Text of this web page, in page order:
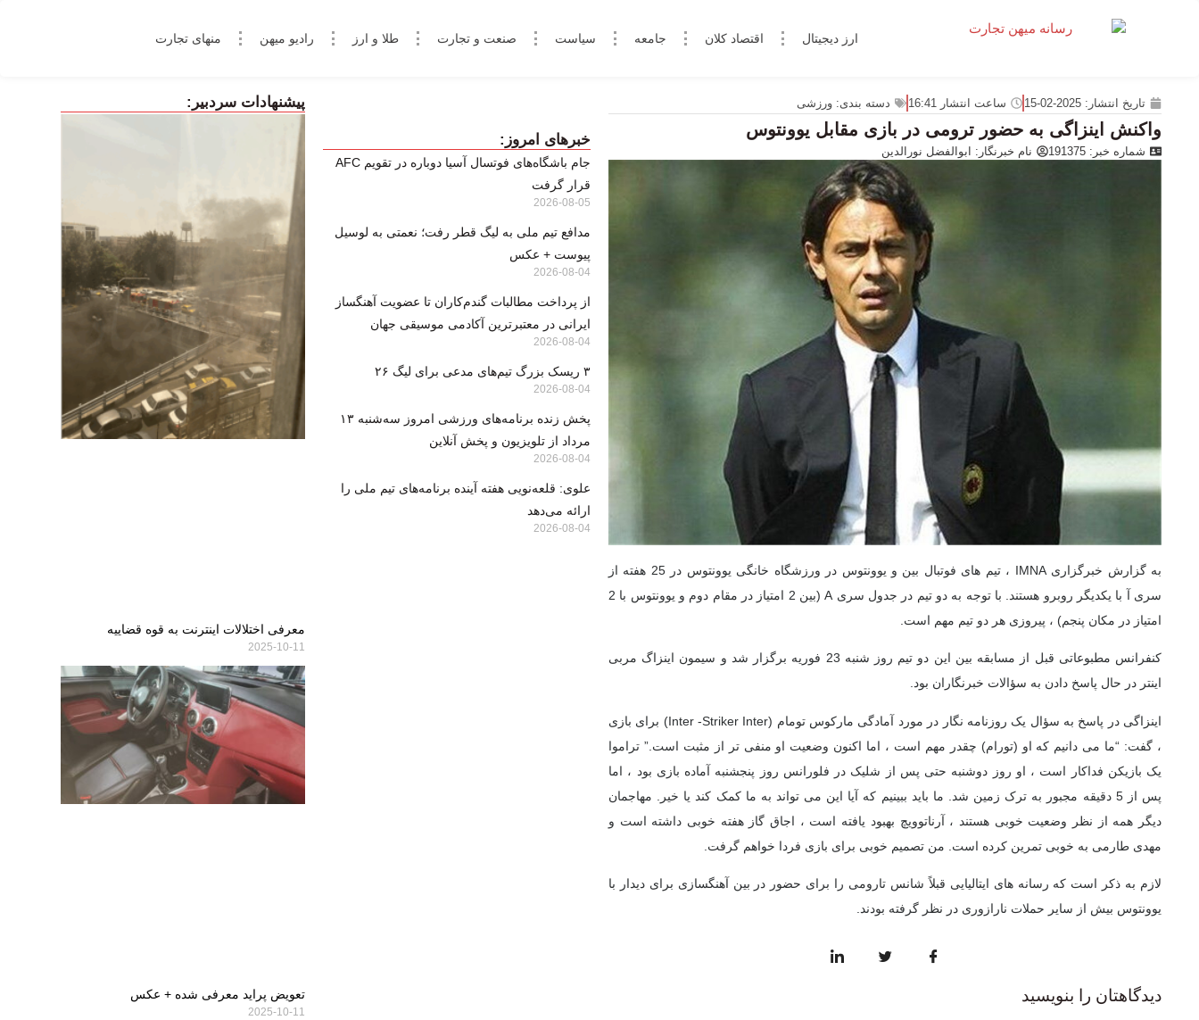
ارز دیجیتال اقتصاد کلان جامعه سیاست صنعت و تجارت طلا و ارز رادیو میهن منهای تجارت
تاریخ انتشار: 2025-02-15 ساعت انتشار 16:41 دسته بندی: ورزشی
واکنش اینزاگی به حضور ترومی در بازی مقابل یوونتوس
شماره خبر: 191375 نام خبرنگار: ابوالفضل نورالدین
به گزارش خبرگزاری IMNA ، تیم های فوتبال بین و یوونتوس در ورزشگاه خانگی یوونتوس در 25 هفته از
سری آ با یکدیگر روبرو هستند. با توجه به دو تیم در جدول سری A (بین 2 امتیاز در مقام دوم و یوونتوس با 2
امتیاز در مکان پنجم) ، پیروزی هر دو تیم مهم است.
کنفرانس مطبوعاتی قبل از مسابقه بین این دو تیم روز شنبه 23 فوریه برگزار شد و سیمون اینزاگ مربی
اینتر در حال پاسخ دادن به سؤالات خبرنگاران بود.
اینزاگی در پاسخ به سؤال یک روزنامه نگار در مورد آمادگی مارکوس تومام (Inter -Striker Inter) برای بازی
، گفت: “ما می دانیم که او (تورام) چقدر مهم است ، اما اکنون وضعیت او منفی تر از مثبت است.” تراموا
یک بازیکن فداکار است ، او روز دوشنبه حتی پس از شلیک در فلورانس روز پنجشنبه آماده بازی بود ، اما
پس از 5 دقیقه مجبور به ترک زمین شد. ما باید ببینیم که آیا این می تواند به ما کمک کند یا خیر. مهاجمان
دیگر همه از نظر وضعیت خوبی هستند ، آرناتوویچ بهبود یافته است ، اجاق گاز هفته خوبی داشته است و
مهدی طارمی به خوبی تمرین کرده است. من تصمیم خوبی برای بازی فردا خواهم گرفت.
لازم به ذکر است که رسانه های ایتالیایی قبلاً شانس تارومی را برای حضور در بین آهنگسازی برای دیدار با
یوونتوس بیش از سایر حملات نارازوری در نظر گرفته بودند.
دیدگاهتان را بنویسید
خبرهای امروز:
جام باشگاه‌های فوتسال آسیا دوباره در تقویم AFC
قرار گرفت
2026-08-05
مدافع تیم ملی به لیگ قطر رفت؛ نعمتی به لوسیل
پیوست + عکس
2026-08-04
از پرداخت مطالبات گندم‌کاران تا عضویت آهنگساز
ایرانی در معتبرترین آکادمی موسیقی جهان
2026-08-04
۳ ریسک بزرگ تیم‌های مدعی برای لیگ ۲۶
2026-08-04
پخش زنده برنامه‌های ورزشی امروز سه‌شنبه ۱۳
مرداد از تلویزیون و پخش آنلاین
2026-08-04
علوی: قلعه‌نویی هفته آینده برنامه‌های تیم ملی را
ارائه می‌دهد
2026-08-04
پیشنهادات سردبیر:
معرفی اختلالات اینترنت به قوه قضاییه
2025-10-11
تعویض پراید معرفی شده + عکس
2025-10-11